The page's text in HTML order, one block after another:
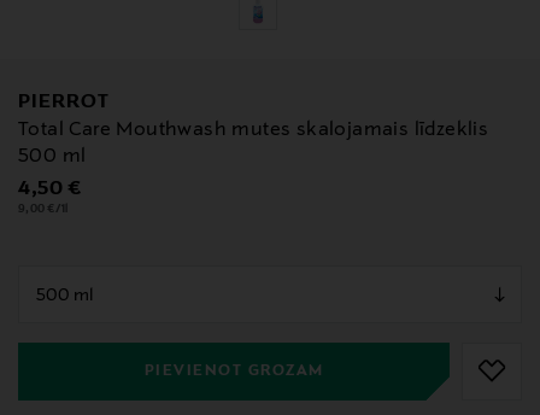
PIERROT
Total Care Mouthwash mutes skalojamais līdzeklis
500 ml
Original Price
4,50 €
9,00 €/1l
PIEVIENOT GROZAM